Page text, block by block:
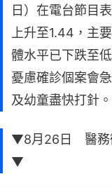
日）在電台節目
上升至1.44，主
體水平已下跌至
憂慮確診個案會
及幼童盡快打針。
▼8月26日 醫務
▼